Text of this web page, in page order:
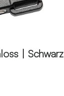
| Schwarz